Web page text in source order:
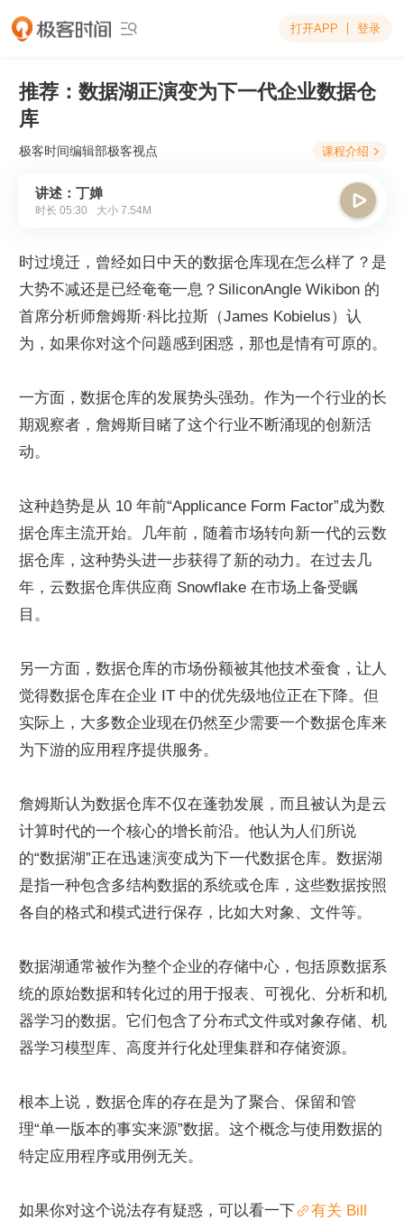
 打开APP 登录
推荐：数据湖正演变为下一代企业数据仓
库
极客时间编辑部极客视点 课程介绍 
讲述：丁婵
时长 05:30 大小 7.54M

时过境迁，曾经如日中天的数据仓库现在怎么样了？是
大势不减还是已经奄奄一息？SiliconAngle Wikibon 的
首席分析师詹姆斯·科比拉斯（James Kobielus）认
为，如果你对这个问题感到困惑，那也是情有可原的。
一方面，数据仓库的发展势头强劲。作为一个行业的长
期观察者，詹姆斯目睹了这个行业不断涌现的创新活
动。
这种趋势是从 10 年前“Applicance Form Factor”成为数
据仓库主流开始。几年前，随着市场转向新一代的云数
据仓库，这种势头进一步获得了新的动力。在过去几
年，云数据仓库供应商 Snowflake 在市场上备受瞩
目。
另一方面，数据仓库的市场份额被其他技术蚕食，让人
觉得数据仓库在企业 IT 中的优先级地位正在下降。但
实际上，大多数企业现在仍然至少需要一个数据仓库来
为下游的应用程序提供服务。
詹姆斯认为数据仓库不仅在蓬勃发展，而且被认为是云
计算时代的一个核心的增长前沿。他认为人们所说
的“数据湖”正在迅速演变成为下一代数据仓库。数据湖
是指一种包含多结构数据的系统或仓库，这些数据按照
各自的格式和模式进行保存，比如大对象、文件等。
数据湖通常被作为整个企业的存储中心，包括原数据系
统的原始数据和转化过的用于报表、可视化、分析和机
器学习的数据。它们包含了分布式文件或对象存储、机
器学习模型库、高度并行化处理集群和存储资源。
根本上说，数据仓库的存在是为了聚合、保留和管
理“单一版本的事实来源”数据。这个概念与使用数据的
特定应用程序或用例无关。
如果你对这个说法存有疑惑，可以看一下
有关 Bill